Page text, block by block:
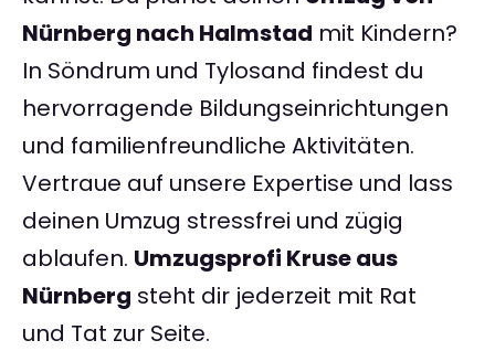
Nürnberg nach Halmstad mit Kindern?
In Söndrum und Tylosand findest du
hervorragende Bildungseinrichtungen
und familienfreundliche Aktivitäten.
Vertraue auf unsere Expertise und lass
deinen Umzug stressfrei und zügig
ablaufen. Umzugsprofi Kruse aus
Nürnberg steht dir jederzeit mit Rat
und Tat zur Seite.